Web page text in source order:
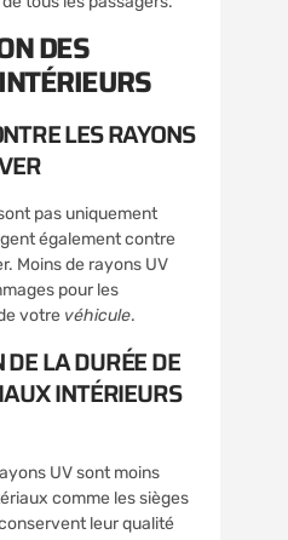
DES
LES RAYONS
pas uniquement
également contre
Moins de rayons UV
pour les
votre véhicule.
LA DURÉE DE
INTÉRIEURS
UV sont moins
comme les sièges
leur qualité